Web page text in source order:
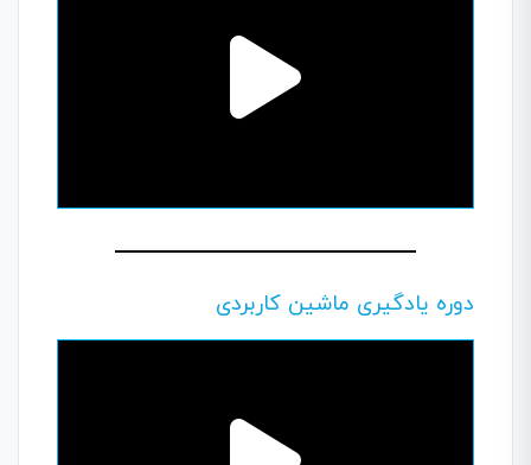
دوره یادگیری ماشین کاربردی